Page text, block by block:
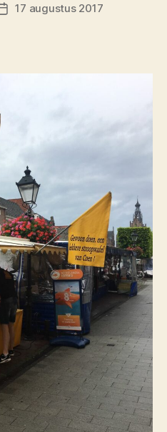
Berichtdatum
17 augustus 2017